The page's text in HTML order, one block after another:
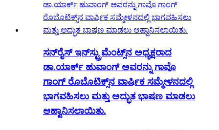
ಸನ್‌ರೈಸ್ ಇನ್‌ಸ್ಟ್ರುಮೆಂಟ್ಸ್‌ನ ಅಧ್ಯಕ್ಷರಾದ
ಡಾ.ಯಾರ್ಕ್ ಹುವಾಂಗ್ ಅವರನ್ನು ಗಾವೊ
ಗಾಂಗ್ ರೊಬೊಟಿಕ್ಸ್‌ನ ವಾರ್ಷಿಕ ಸಮ್ಮೇಳನದಲ್ಲಿ
ಭಾಗವಹಿಸಲು ಮತ್ತು ಅದ್ಭುತ ಭಾಷಣ ಮಾಡಲು
ಆಹ್ವಾನಿಸಲಾಯಿತು.